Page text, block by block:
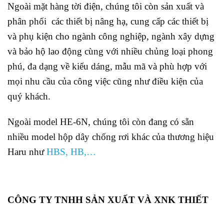
Ngoài mặt hàng tời điện, chúng tôi còn sản xuất và
phân phối các thiết bị nâng hạ, cung cấp các thiết bị
và phụ kiện cho ngành công nghiệp, ngành xây dựng
và bảo hộ lao động cùng với nhiều chủng loại phong
phú, đa dạng về kiểu dáng, mẫu mã và phù hợp với
mọi nhu cầu của công việc cũng như điều kiện của
quý khách.
Ngoài model HE-6N, chúng tôi còn đang có sẵn
nhiều model hộp dây chống rơi khác của thương hiệu
Haru nhưHBS, HB,…
CÔNG TY TNHH SẢN XUẤT VÀ XNK THIẾT